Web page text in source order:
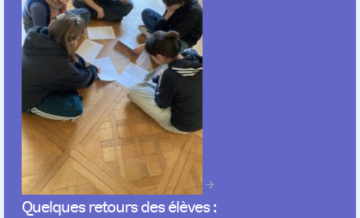
Quelques retours des élèves :